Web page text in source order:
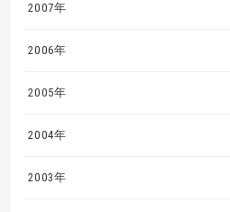
2007年
2006年
2005年
2004年
2003年